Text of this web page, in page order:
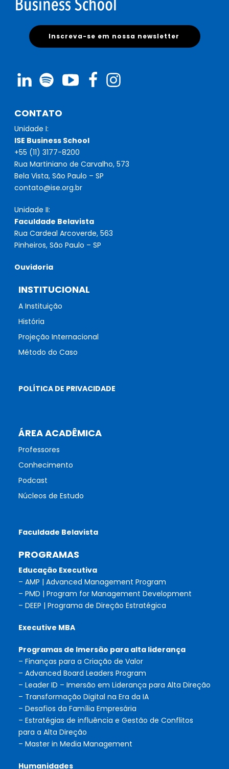
Inscreva-se em nossa newsletter
CONTATO
Unidade I:
ISE Business School
+55 (11) 3177-8200
Rua Martiniano de Carvalho, 573
Bela Vista, São Paulo – SP
contato@ise.org.br
Unidade II:
Faculdade Belavista
Rua Cardeal Arcoverde, 563
Pinheiros, São Paulo – SP
Ouvidoria
INSTITUCIONAL
A Instituição
História
Projeção Internacional
Método do Caso
POLÍTICA DE PRIVACIDADE
ÁREA ACADÊMICA
Professores
Conhecimento
Podcast
Núcleos de Estudo
Faculdade Belavista
PROGRAMAS
Educação Executiva
– AMP | Advanced Management Program
– PMD | Program for Management Development
– DEEP | Programa de Direção Estratégica
Executive MBA
Programas de Imersão para alta liderança
– Finanças para a Criação de Valor
– Advanced Board Leaders Program
– Leader ID – Imersão em Liderança para Alta Direção
– Transformação Digital na Era da IA
– Desafios da Família Empresária
– Estratégias de influência e Gestão de Conflitos
para a Alta Direção
– Master in Media Management
Humanidades